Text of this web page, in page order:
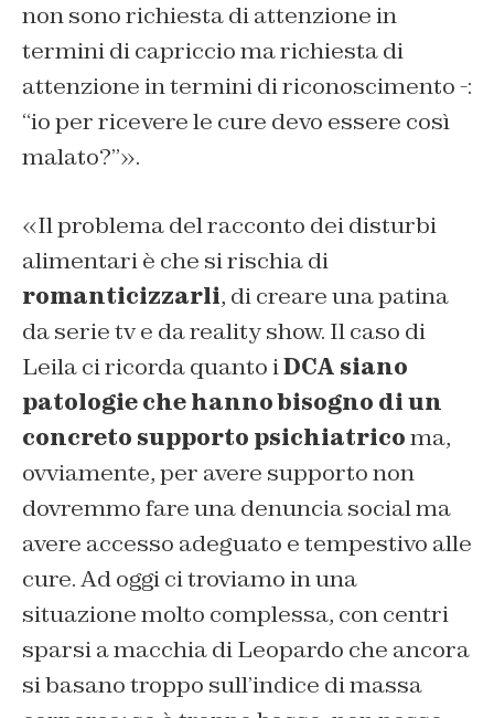
non sono richiesta di attenzione in
termini di capriccio ma richiesta di
attenzione in termini di riconoscimento -:
“io per ricevere le cure devo essere così
malato?”».
«Il problema del racconto dei disturbi
alimentari è che si rischia di
romanticizzarli, di creare una patina
da serie tv e da reality show. Il caso di
Leila ci ricorda quanto iDCA siano
patologie che hanno bisogno di un
concreto supporto psichiatricoma,
ovviamente, per avere supporto non
dovremmo fare una denuncia social ma
avere accesso adeguato e tempestivo alle
cure. Ad oggi ci troviamo in una
situazione molto complessa, con centri
sparsi a macchia di Leopardo che ancora
si basano troppo sull’indice di massa